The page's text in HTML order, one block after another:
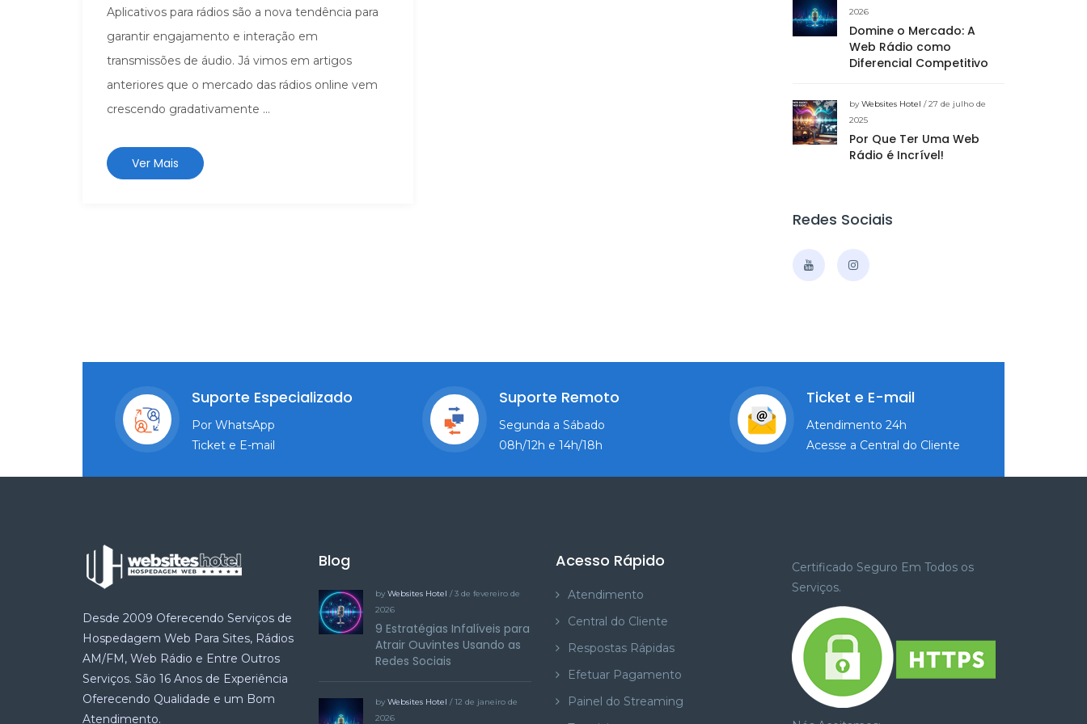
Aplicativos para rádios são a nova tendência para
garantir engajamento e interação em
transmissões de áudio. Já vimos em artigos
anteriores que o mercado das rádios online vem
crescendo gradativamente ...
Ver Mais
2026
Domine o Mercado: A
Web Rádio como
Diferencial Competitivo
byWebsites Hotel / 27 de julho de
2025
Por Que Ter Uma Web
Rádio é Incrível!
Redes Sociais
Suporte Especializado
Por WhatsApp
Ticket e E-mail
Suporte Remoto
Segunda a Sábado
08h/12h e 14h/18h
Ticket e E-mail
Atendimento 24h
Acesse a Central do Cliente
Desde 2009 Oferecendo Serviços de
Hospedagem Web Para Sites, Rádios
AM/FM, Web Rádio e Entre Outros
Serviços. São 16 Anos de Experiência
Oferecendo Qualidade e um Bom
Atendimento.
Blog
by Websites Hotel / 3 de fevereiro de
2026
9 Estratégias Infalíveis para
Atrair Ouvintes Usando as
Redes Sociais
by Websites Hotel / 12 de janeiro de
2026
Acesso Rápido
Atendimento
Central do Cliente
Respostas Rápidas
Efetuar Pagamento
Painel do Streaming
Certificado Seguro Em Todos os
Serviços.